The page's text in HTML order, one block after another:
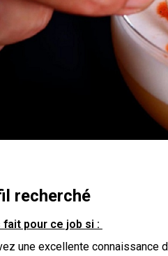
recherché
pour ce job si :
une excellente connaissance